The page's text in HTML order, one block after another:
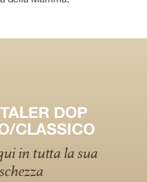
DOP
CLASSICO
in tutta la sua